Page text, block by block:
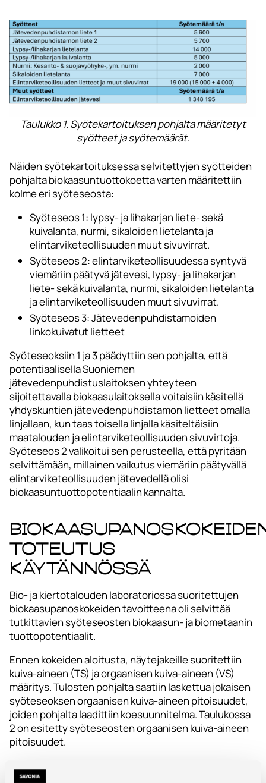
Taulukko 1. Syötekartoituksen pohjalta määritetyt
syötteet ja syötemäärät.
Näiden syötekartoituksessa selvitettyjen syötteiden
pohjalta biokaasuntuottokoetta varten määritettiin
kolme eri syöteseosta:
Syöteseos 1: lypsy- ja lihakarjan liete- sekä
kuivalanta, nurmi, sikaloiden lietelanta ja
elintarviketeollisuuden muut sivuvirrat.
Syöteseos 2: elintarviketeollisuudessa syntyvä
viemäriin päätyvä jätevesi, lypsy- ja lihakarjan
liete- sekä kuivalanta, nurmi, sikaloiden lietelanta
ja elintarviketeollisuuden muut sivuvirrat.
Syöteseos 3: Jätevedenpuhdistamoiden
linkokuivatut lietteet
Syöteseoksiin 1 ja 3 päädyttiin sen pohjalta, että
potentiaalisella Suoniemen
jätevedenpuhdistuslaitoksen yhteyteen
sijoitettavalla biokaasulaitoksella voitaisiin käsitellä
yhdyskuntien jätevedenpuhdistamon lietteet omalla
linjallaan, kun taas toisella linjalla käsiteltäisiin
maatalouden ja elintarviketeollisuuden sivuvirtoja.
Syöteseos 2 valikoitui sen perusteella, että pyritään
selvittämään, millainen vaikutus viemäriin päätyvällä
elintarviketeollisuuden jätevedellä olisi
biokaasuntuottopotentiaalin kannalta.
toteutus
käytännössä
Bio- ja kiertotalouden laboratoriossa suoritettujen
biokaasupanoskokeiden tavoitteena oli selvittää
tutkittavien syöteseosten biokaasun- ja biometaanin
tuottopotentiaalit.
Ennen kokeiden aloitusta, näytejakeille suoritettiin
kuiva-aineen (TS) ja orgaanisen kuiva-aineen (VS)
määritys. Tulosten pohjalta saatiin laskettua jokaisen
syöteseoksen orgaanisen kuiva-aineen pitoisuudet,
joiden pohjalta laadittiin koesuunnitelma. Taulukossa
2 on esitetty syöteseosten orgaanisen kuiva-aineen
pitoisuudet.